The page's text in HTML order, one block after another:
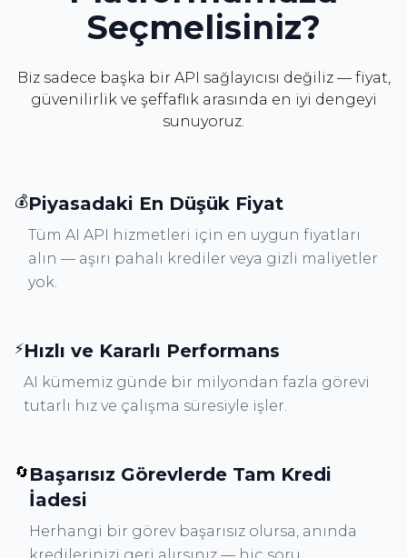
Seçmelisiniz?
Biz sadece başka bir API sağlayıcısı değiliz — fiyat,
güvenilirlik ve şeffaflık arasında en iyi dengeyi
sunuyoruz.
💰Piyasadaki En Düşük Fiyat
Tüm AI API hizmetleri için en uygun fiyatları
alın — aşırı pahalı krediler veya gizli maliyetler
yok.
⚡Hızlı ve Kararlı Performans
AI kümemiz günde bir milyondan fazla görevi
tutarlı hız ve çalışma süresiyle işler.
🔄 Başarısız Görevlerde Tam Kredi
İadesi
Herhangi bir görev başarısız olursa, anında